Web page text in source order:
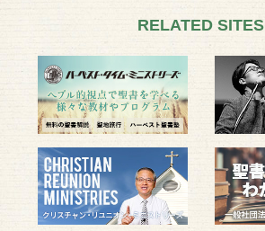
RELATED SITES